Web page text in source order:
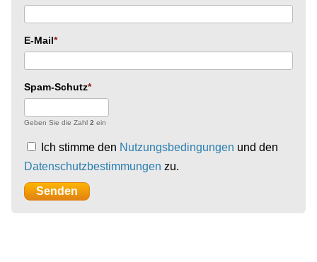
E-Mail
Spam-Schutz
Geben Sie die Zahl 2 ein
Ich stimme den Nutzungsbedingungen und den
Datenschutzbestimmungen zu.